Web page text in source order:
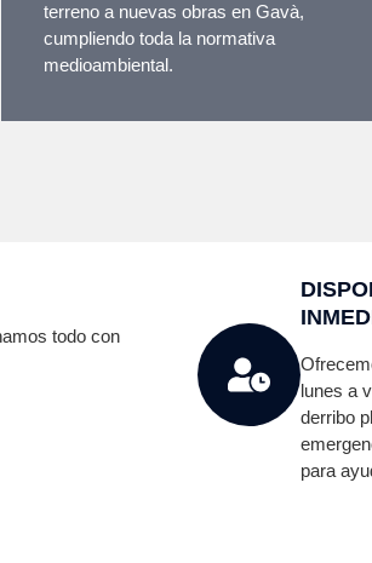
terreno a nuevas obras en Gavà,
cumpliendo toda la normativa
medioambiental.
todo con
lunes a
derribo
para